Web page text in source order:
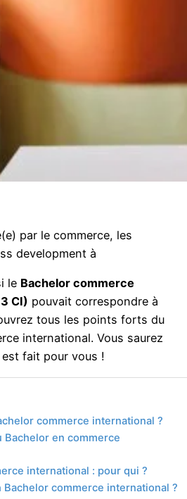
par le commerce, les
development à
le Bachelor commerce
CI) pouvait correspondre à
tous les points forts du
international. Vous saurez
fait pour vous !
commerce international ?
Bachelor en commerce
international : pour qui ?
Bachelor commerce international ?